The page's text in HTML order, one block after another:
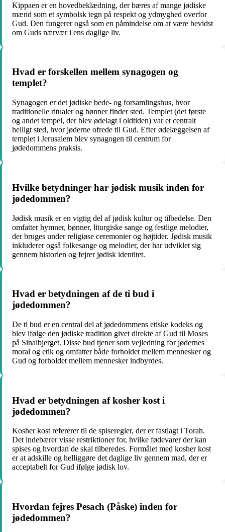
Kippaen er en hovedbeklædning, der bæres af mange jødiske
mænd som et symbolsk tegn på respekt og ydmyghed overfor
Gud. Den fungerer også som en påmindelse om at være bevidst
om Guds nærvær i ens daglige liv.
Hvad er forskellen mellem synagogen og
templet?
Synagogen er det jødiske bede- og forsamlingshus, hvor
traditionelle ritualer og bønner finder sted. Templet (det første
og andet tempel, der blev ødelagt i oldtiden) var et centralt
helligt sted, hvor jøderne ofrede til Gud. Efter ødelæggelsen af ​​
templet i Jerusalem blev synagogen til centrum for
jødedommens praksis.
Hvilke betydninger har jødisk musik inden for
jødedommen?
Jødisk musik er en vigtig del af jødisk kultur og tilbedelse. Den
omfatter hymner, bønner, liturgiske sange og festlige melodier,
der bruges under religiøse ceremonier og højtider. Jødisk musik
inkluderer også folkesange og melodier, der har udviklet sig
gennem historien og fejrer jødisk identitet.
Hvad er betydningen af ​​de ti bud i
jødedommen?
De ti bud er en central del af jødedommens etiske kodeks og
blev ifølge den jødiske tradition givet direkte af Gud til Moses
på Sinaibjerget. Disse bud tjener som vejledning for jødernes
moral og etik og omfatter både forholdet mellem mennesker og
Gud og forholdet mellem mennesker indbyrdes.
Hvad er betydningen af ​​kosher kost i
jødedommen?
Kosher kost refererer til de spiseregler, der er fastlagt i Torah.
Det indebærer visse restriktioner for, hvilke fødevarer der kan
spises og hvordan de skal tilberedes. Formålet med kosher kost
er at adskille og helliggøre det daglige liv gennem mad, der er
acceptabelt for Gud ifølge jødisk lov.
Hvordan fejres Pesach (Påske) inden for
jødedommen?